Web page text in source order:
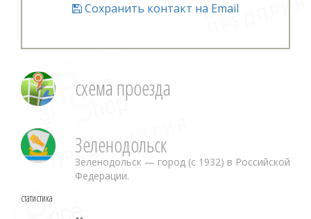
Сохранить контакт на Email
схема проезда
Зеленодольск
Зеленодольск — город (с 1932) в Российской
Федерации.
статистика